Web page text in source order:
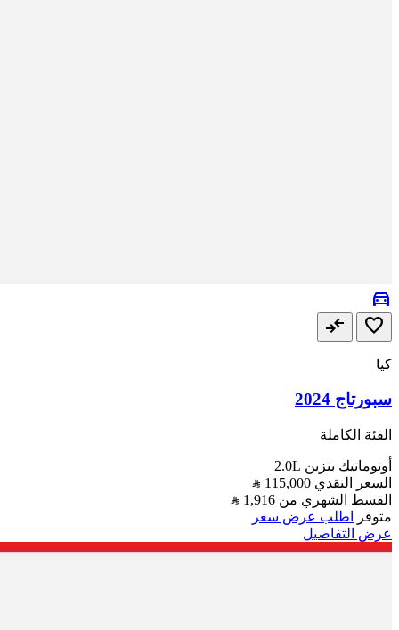
directions_car
favorite
compare_arrows
كيا
سبورتاج 2024
الفئة الكاملة
أوتوماتيك بنزين 2.0L
السعر النقدي 115,000
القسط الشهري من 1,916
متوفر
اطلب عرض سعر
عرض التفاصيل